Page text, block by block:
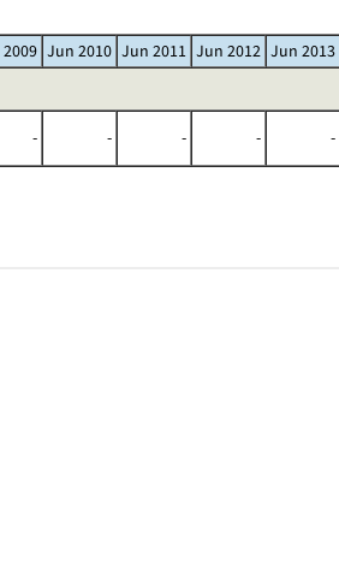
Jun 2010 Jun 2011 Jun 2012 Jun 2013
- - - - -